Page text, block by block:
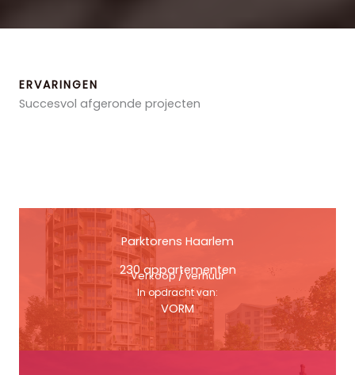
ERVARINGEN
Succesvol afgeronde projecten
Parktorens Haarlem
230 appartementen
Verkoop / verhuur
In opdracht van:
VORM